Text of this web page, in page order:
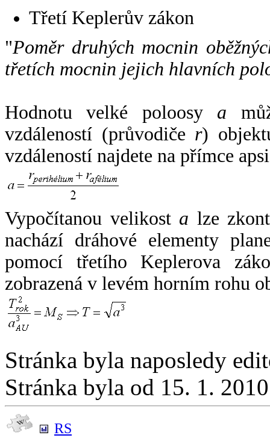
Třetí Keplerův zákon
"Poměr druhých mocnin
třetích mocnin jejich hlavních
Hodnotu velké poloosy a
vzdáleností (průvodiče r)
vzdáleností najdete na přímce
Vypočítanou velikost a lze
nachází dráhové elementy
pomocí třetího Keplerova
zobrazená v levém horním rohu
Stránka byla naposledy
Stránka byla od 15. 1.
RS